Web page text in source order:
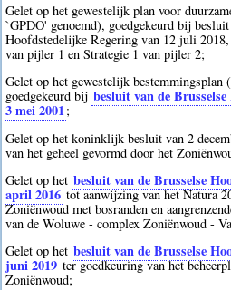
Gelet op het gewestelijk plan voor
`GPDO' genoemd), goedgekeurd bij
Hoofdstedelijke Regering van 12 juli 2018,
van pijler 1 en Strategie 1 van pijler 2;
Gelet op het gewestelijk bestemmingsplan
goedgekeurd bij besluit van de
3 mei 2001;
Gelet op het koninklijk besluit van 2
van het geheel gevormd door het
Gelet op het besluit van de Brusselse
april 2016 tot aanwijzing van het Natura
Zoniënwoud met bosranden en
van de Woluwe - complex Zoniënwoud -
Gelet op het besluit van de Brusselse
juni 2019 ter goedkeuring van het
Zoniënwoud;